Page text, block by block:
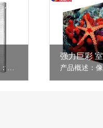
透明LED显示产品产品系列：S系列、F系列